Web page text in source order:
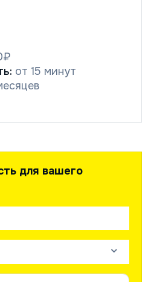
от 15 минут
для вашего